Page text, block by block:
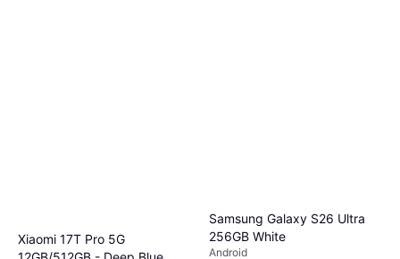
Xiaomi 17T Pro 5G
Samsung Galaxy S26 Ultra
256GB White
Android